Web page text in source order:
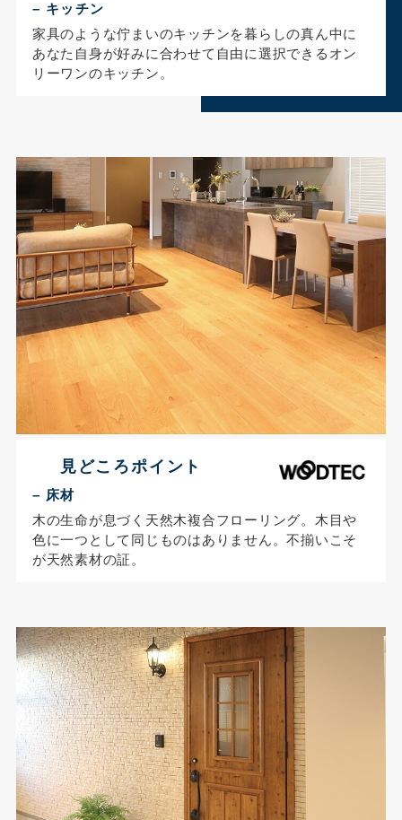
– キッチン
家具のような佇まいのキッチンを暮らしの真ん中に
あなた自身が好みに合わせて自由に選択できるオン
リーワンのキッチン。
見どころポイント
– 床材
木の生命が息づく天然木複合フローリング。木目や
色に一つとして同じものはありません。不揃いこそ
が天然素材の証。